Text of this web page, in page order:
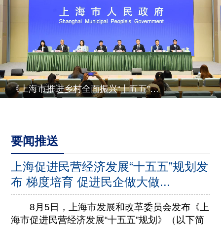
《上海市推进乡村全面振兴“十五五”规划》有关情况
要闻推送
上海促进民营经济发展“十五五”规划发
布 梯度培育 促进民企做大做...
8月5日，上海市发展和改革委员会发布《上
海市促进民营经济发展“十五五”规划》（以下简